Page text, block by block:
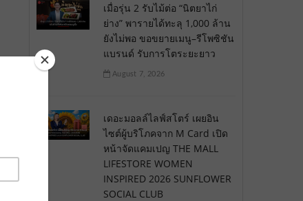
เมื่อรุ่น 2 รับไม้ต่อ “นิตยาไก่
ย่าง” พารายได้ทะลุ 1,000 ล้าน
ยังไม่พอ ขอขยายเมนู–รีโพซิชัน
แบรนด์ รับการโตระยะยาว
August 7, 2026
เดอะมอลล์ไลฟ์สโตร์ เผยอิน
ไซต์ผู้บริโภคจาก M Card เปิด
หน้าจัดแคมเปญ THE MALL
LIFESTORE WOMEN
INSPIRED 2026 SUNFLOWER
SOCIAL CLUB